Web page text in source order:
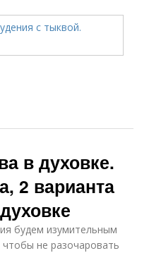
в духовке.
2 варианта
будем изумительным
не разочаровать